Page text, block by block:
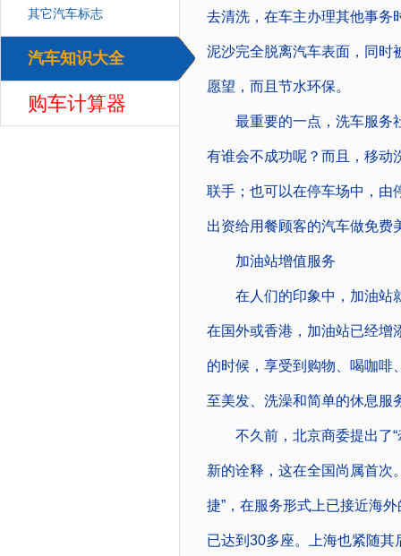
其它汽车标志
汽车知识大全
购车计算器
去清洗，在车主办理其他事务
泥沙完全脱离汽车表面，同时
愿望，而且节水环保。
最重要的一点，洗车服务社
有谁会不成功呢？而且，移动
联手；也可以在停车场中，由
出资给用餐顾客的汽车做免费
加油站增值服务
在人们的印象中，加油站就
在国外或香港，加油站已经增
的时候，享受到购物、喝咖啡
至美发、洗澡和简单的休息服
不久前，北京商委提出了“
新的诠释，这在全国尚属首
捷”，在服务形式上已接近海
已达到30多座。上海也紧随